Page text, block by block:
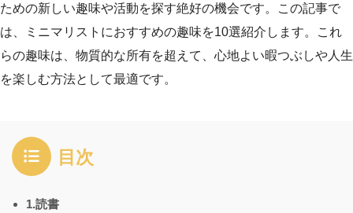
ための新しい趣味や活動を探す絶好の機会です。この記事で
は、ミニマリストにおすすめの趣味を10選紹介します。これ
らの趣味は、物質的な所有を超えて、心地よい暇つぶしや人生
を楽しむ方法として最適です。
目次
1.読書